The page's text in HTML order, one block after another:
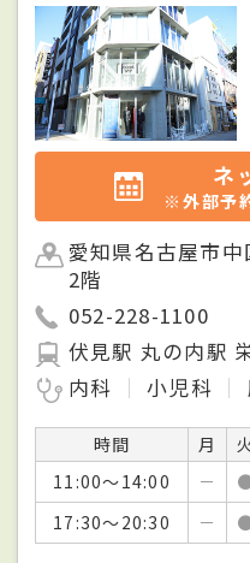
ネ
※外部予
愛知県名古屋市
2階
052-228-1100
伏見駅 丸の内駅
内科
小児科
時間 月
11:00～14:00
－
17:30～20:30
－